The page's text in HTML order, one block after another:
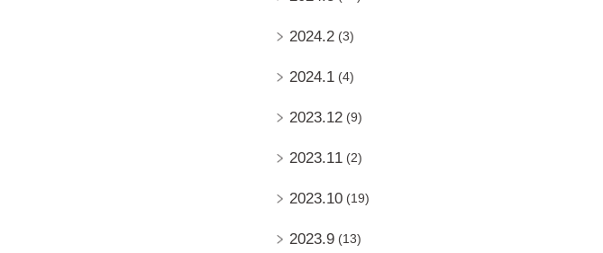
2024.2 (3)
2024.1 (4)
2023.12 (9)
2023.11 (2)
2023.10 (19)
2023.9 (13)